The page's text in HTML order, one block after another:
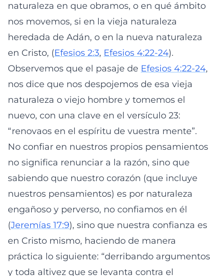
naturaleza en que obramos, o en qué ámbito
nos movemos, si en la vieja naturaleza
heredada de Adán, o en la nueva naturaleza
en Cristo, (Efesios 2:3, Efesios 4:22-24).
Observemos que el pasaje de Efesios 4:22-24,
nos dice que nos despojemos de esa vieja
naturaleza o viejo hombre y tomemos el
nuevo, con una clave en el versículo 23:
“renovaos en el espíritu de vuestra mente”.
No confiar en nuestros propios pensamientos
no significa renunciar a la razón, sino que
sabiendo que nuestro corazón (que incluye
nuestros pensamientos) es por naturaleza
engañoso y perverso, no confiamos en él
(Jeremías 17:9), sino que nuestra confianza es
en Cristo mismo, haciendo de manera
práctica lo siguiente: “derribando argumentos
y toda altivez que se levanta contra el